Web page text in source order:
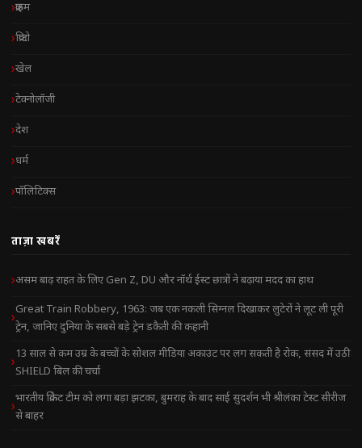
क्राइम
क्रिप्टो
खेल
टेक्नोलॉजी
देश
धर्म
पॉलिटिक्स
ताज़ा खबरें
असम बाढ़ राहत के लिए Gen Z, DU और नॉर्थ ईस्ट छात्रों ने बढ़ाया मदद का हाथ
Great Train Robbery, 1963: जब एक नकली सिग्नल दिखाकर लुटेरों ने लूट ली पूरी
ट्रेन, जानिए दुनिया के सबसे बड़े ट्रेन डकैती की कहानी
13 साल से कम उम्र के बच्चों के सोशल मीडिया अकाउंट पर लग सकती है रोक, संसद में उठी
SHIELD बिल की चर्चा
भारतीय क्रिकेट टीम को लगा बड़ा झटका, बुमराह के बाद साई सुदर्शन भी श्रीलंका टेस्ट सीरीज
से बाहर